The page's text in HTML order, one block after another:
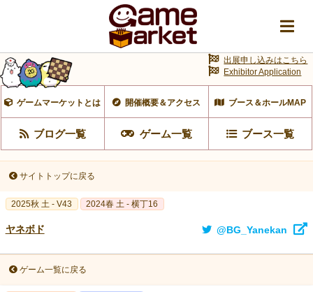
ゲームマーケットとは 開催概要＆アクセス ブース＆ホールMAP
ブログ一覧 ゲーム一覧 ブース一覧
出展申し込みはこちら
Exhibitor Application
サイトトップに戻る
2025秋 土 - V43 2024春 土 - 横丁16
ヤネボド @BG_Yanekan
ゲーム一覧に戻る